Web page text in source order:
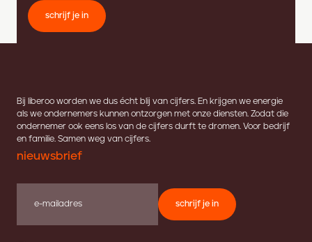
schrijf je in
Bij liberoo worden we dus écht blij van cijfers. En krijgen we energie
als we ondernemers kunnen ontzorgen met onze diensten. Zodat die
ondernemer ook eens los van de cijfers durft te dromen. Voor bedrijf
en familie. Samen weg van cijfers.
nieuwsbrief
schrijf je in